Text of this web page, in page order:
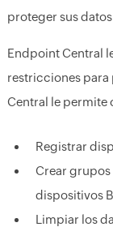
proteger sus
Endpoint Central
restricciones para
Central le permite
Registrar
Crear
dispositivos
Limpiar los